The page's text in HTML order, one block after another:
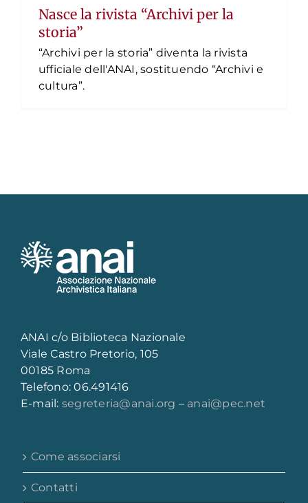
Nasce la rivista “Archivi per la
storia”
“Archivi per la storia” diventa la rivista
ufficiale dell'ANAI, sostituendo “Archivi e
cultura”.
ANAI c/o Biblioteca Nazionale
Viale Castro Pretorio, 105
00185 Roma
Telefono: 06.491416
E-mail: segreteria@anai.org – anai@pec.net
Come associarsi
Contatti